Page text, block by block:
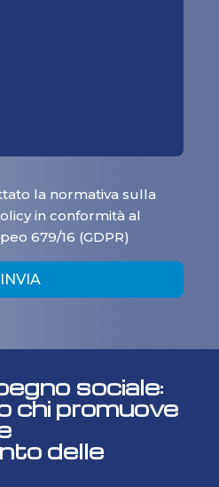
la normativa sulla
in conformità al
679/16 (GDPR)
INVIA
sociale:
chi promuove
delle